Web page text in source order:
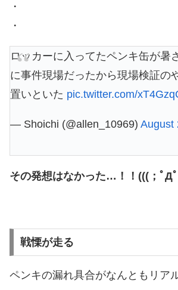
・
・
ロッカーに入ってたペンキ缶が暑
に事件現場だったから現場検証の
置いといた pic.twitter.com/
— Shoichi (@allen_10969) August
その発想はなかった…！！(((；ﾟД
戦慄が走る
ペンキの漏れ具合がなんともリア